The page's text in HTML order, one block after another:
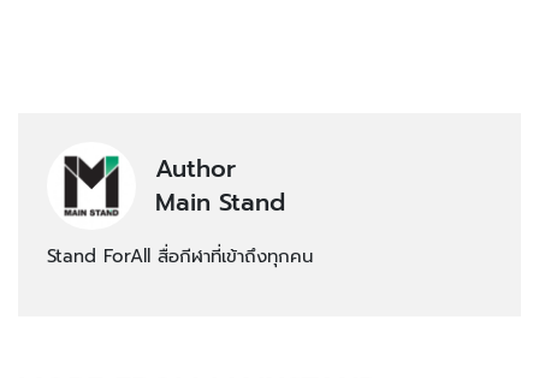
Author
Main Stand
Stand ForAll สื่อกีฬาที่เข้าถึงทุกคน